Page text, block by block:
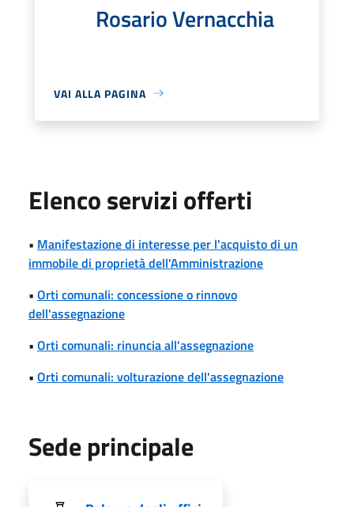
Rosario Vernacchia
VAI ALLA PAGINA
Elenco servizi offerti
• Manifestazione di interesse per l'acquisto di un
immobile di proprietà dell'Amministrazione
• Orti comunali: concessione o rinnovo
dell'assegnazione
• Orti comunali: rinuncia all'assegnazione
• Orti comunali: volturazione dell'assegnazione
Sede principale